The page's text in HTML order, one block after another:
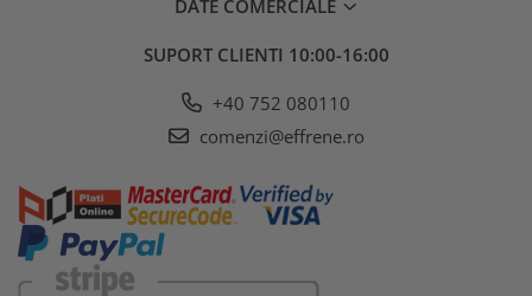
DATE COMERCIALE
SUPORT CLIENTI 10:00-16:00
+40 752 080110
comenzi@effrene.ro